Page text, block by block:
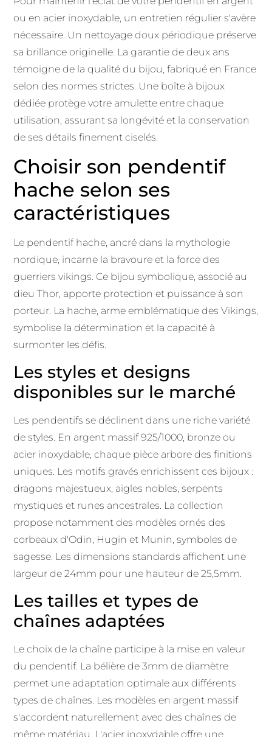
ou en acier inoxydable, un entretien régulier s'avère
nécessaire. Un nettoyage doux périodique préserve
sa brillance originelle. La garantie de deux ans
témoigne de la qualité du bijou, fabriqué en France
selon des normes strictes. Une boîte à bijoux
dédiée protège votre amulette entre chaque
utilisation, assurant sa longévité et la conservation
de ses détails finement ciselés.
Choisir son pendentif
hache selon ses
caractéristiques
Le pendentif hache, ancré dans la mythologie
nordique, incarne la bravoure et la force des
guerriers vikings. Ce bijou symbolique, associé au
dieu Thor, apporte protection et puissance à son
porteur. La hache, arme emblématique des Vikings,
symbolise la détermination et la capacité à
surmonter les défis.
Les styles et designs
disponibles sur le marché
Les pendentifs se déclinent dans une riche variété
de styles. En argent massif 925/1000, bronze ou
acier inoxydable, chaque pièce arbore des finitions
uniques. Les motifs gravés enrichissent ces bijoux :
dragons majestueux, aigles nobles, serpents
mystiques et runes ancestrales. La collection
propose notamment des modèles ornés des
corbeaux d'Odin, Hugin et Munin, symboles de
sagesse. Les dimensions standards affichent une
largeur de 24mm pour une hauteur de 25,5mm.
Les tailles et types de
chaînes adaptées
Le choix de la chaîne participe à la mise en valeur
du pendentif. La bélière de 3mm de diamètre
permet une adaptation optimale aux différents
types de chaînes. Les modèles en argent massif
s'accordent naturellement avec des chaînes de
même matériau. L'acier inoxydable offre une